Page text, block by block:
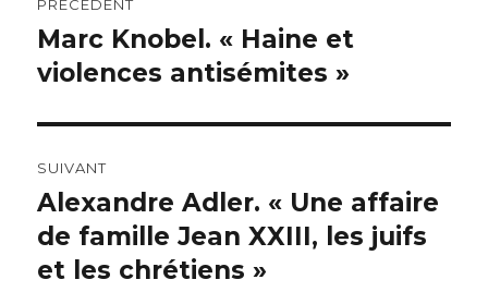
de
l’article
PRÉCÉDENT
Article
précédent :
Marc Knobel. « Haine et
violences antisémites »
SUIVANT
Article
suivant :
Alexandre Adler. « Une affaire
de famille Jean XXIII, les juifs
et les chrétiens »